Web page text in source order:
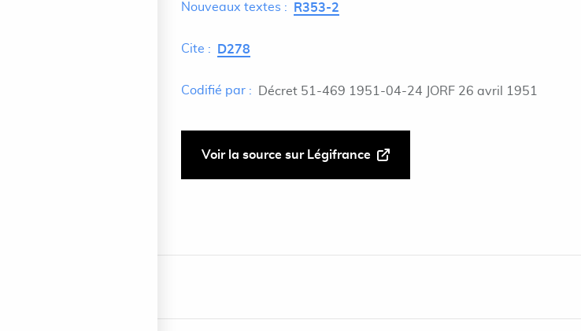
Nouveaux textes : R353-2
Cite : D278
Codifié par : Décret 51-469 1951-04-24 JORF 26 avril 1951
Voir la source sur Légifrance